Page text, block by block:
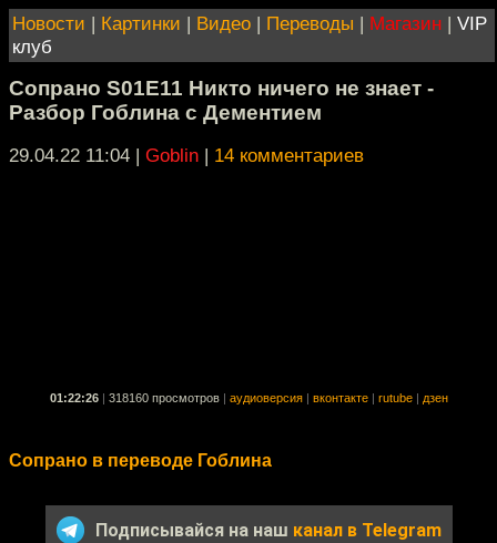
Новости | Картинки | Видео | Переводы | Магазин | VIP
клуб
Сопрано S01E11 Никто ничего не знает -
Разбор Гоблина с Дементием
29.04.22 11:04 | Goblin | 14 комментариев
01:22:26 318160 просмотров аудиоверсия вконтакте rutube дзен
Сопрано в переводе Гоблина
Подписывайся на наш канал в Telegram